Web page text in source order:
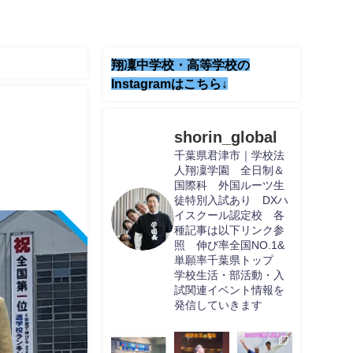
翔凜中学校・高等学校の
Instagramはこちら↓
shorin_global
千葉県君津市｜学校法
人翔凜学園 全日制＆
国際科 外国ルーツ生
徒特別入試あり DXハ
イスクール認定校 各
種記事は以下リンク参
照 伸び率全国NO.1&
単願率千葉県トップ
学校生活・部活動・入
試関連イベント情報を
発信していきます